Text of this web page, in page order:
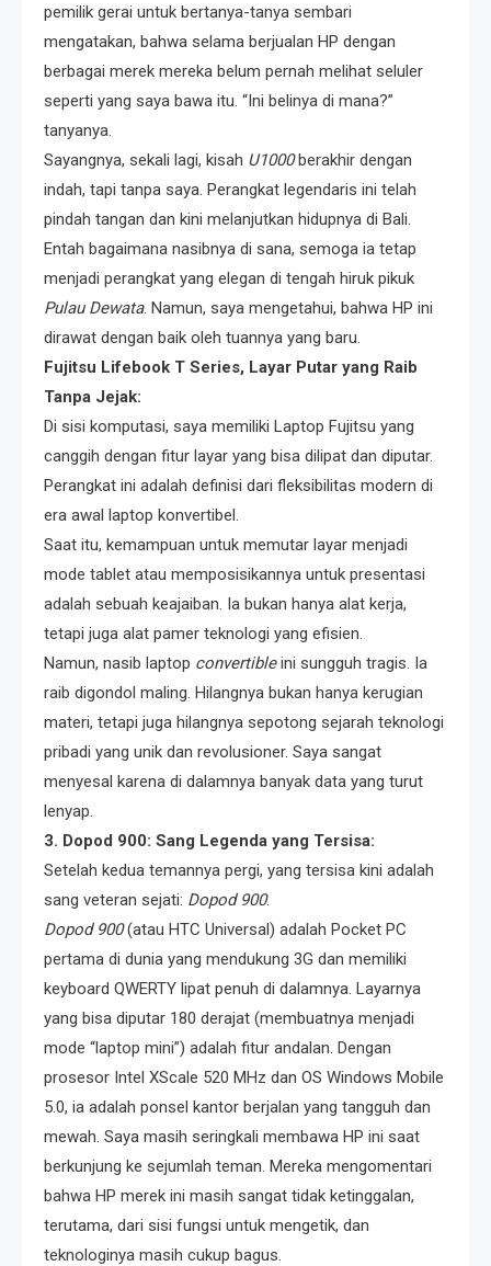
pemilik gerai untuk bertanya-tanya sembari
mengatakan, bahwa selama berjualan HP dengan
berbagai merek mereka belum pernah melihat seluler
seperti yang saya bawa itu. “Ini belinya di mana?”
tanyanya.
Sayangnya, sekali lagi, kisah U1000berakhir dengan
indah, tapi tanpa saya. Perangkat legendaris ini telah
pindah tangan dan kini melanjutkan hidupnya di Bali.
Entah bagaimana nasibnya di sana, semoga ia tetap
menjadi perangkat yang elegan di tengah hiruk pikuk
Pulau Dewata. Namun, saya mengetahui, bahwa HP ini
dirawat dengan baik oleh tuannya yang baru.
Fujitsu Lifebook T Series, Layar Putar yang Raib
Tanpa Jejak:
Di sisi komputasi, saya memiliki Laptop Fujitsu yang
canggih dengan fitur layar yang bisa dilipat dan diputar.
Perangkat ini adalah definisi dari fleksibilitas modern di
era awal laptop konvertibel.
Saat itu, kemampuan untuk memutar layar menjadi
mode tablet atau memposisikannya untuk presentasi
adalah sebuah keajaiban. Ia bukan hanya alat kerja,
tetapi juga alat pamer teknologi yang efisien.
Namun, nasib laptop convertibleini sungguh tragis. Ia
raib digondol maling. Hilangnya bukan hanya kerugian
materi, tetapi juga hilangnya sepotong sejarah teknologi
pribadi yang unik dan revolusioner. Saya sangat
menyesal karena di dalamnya banyak data yang turut
lenyap.
3. Dopod 900: Sang Legenda yang Tersisa:
Setelah kedua temannya pergi, yang tersisa kini adalah
sang veteran sejati: Dopod 900.
Dopod 900(atau HTC Universal) adalah Pocket PC
pertama di dunia yang mendukung 3G dan memiliki
keyboard QWERTY lipat penuh di dalamnya. Layarnya
yang bisa diputar 180 derajat (membuatnya menjadi
mode “laptop mini”) adalah fitur andalan. Dengan
prosesor Intel XScale 520 MHz dan OS Windows Mobile
5.0, ia adalah ponsel kantor berjalan yang tangguh dan
mewah. Saya masih seringkali membawa HP ini saat
berkunjung ke sejumlah teman. Mereka mengomentari
bahwa HP merek ini masih sangat tidak ketinggalan,
terutama, dari sisi fungsi untuk mengetik, dan
teknologinya masih cukup bagus.